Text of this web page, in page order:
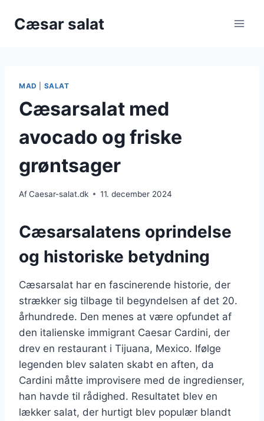
Cæsar salat
MAD SALAT
Cæsarsalat med
avocado og friske
grøntsager
AfCaesar-salat.dk 11. december 2024
Cæsarsalatens oprindelse
og historiske betydning
Cæsarsalat har en fascinerende historie, der
strækker sig tilbage til begyndelsen af det 20.
århundrede. Den menes at være opfundet af
den italienske immigrant Caesar Cardini, der
drev en restaurant i Tijuana, Mexico. Ifølge
legenden blev salaten skabt en aften, da
Cardini måtte improvisere med de ingredienser,
han havde til rådighed. Resultatet blev en
lækker salat, der hurtigt blev populær blandt